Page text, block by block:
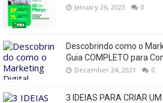
January 26, 2023 0
Descobrindo como o
Guia COMPLETO para
December 24, 2021 0
3 IDEIAS PARA CRIAR